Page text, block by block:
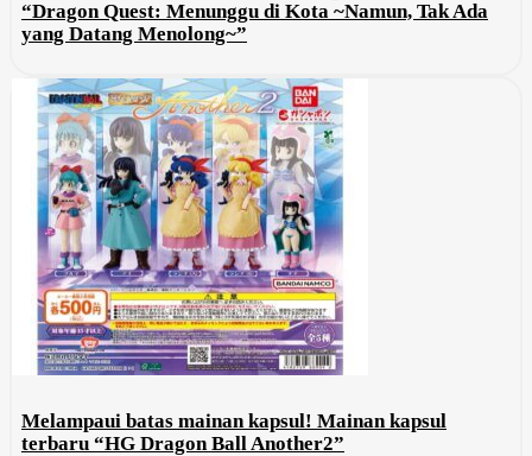
“Dragon Quest: Menunggu di Kota ~Namun, Tak Ada
yang Datang Menolong~”
Melampaui batas mainan kapsul! Mainan kapsul
terbaru “HG Dragon Ball Another2”